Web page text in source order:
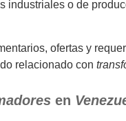
industriales o de
ofertas y
relacionado con
en